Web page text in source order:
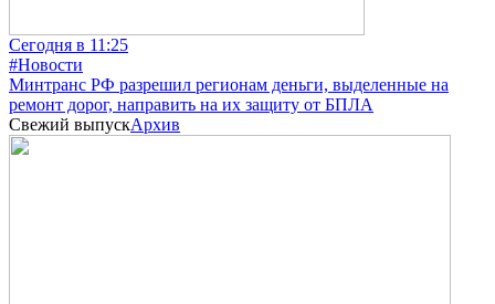
Сегодня в 11:25
#Новости
Минтранс РФ разрешил регионам деньги, выделенные на
ремонт дорог, направить на их защиту от БПЛА
Свежий выпускАрхив